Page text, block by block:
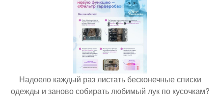
Надоело каждый раз листать бесконечные списки
одежды и заново собирать любимый лук по кусочкам?